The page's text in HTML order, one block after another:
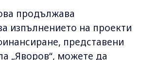
продължава
изпълнението на проекти
представени
„Яворов“, можете да